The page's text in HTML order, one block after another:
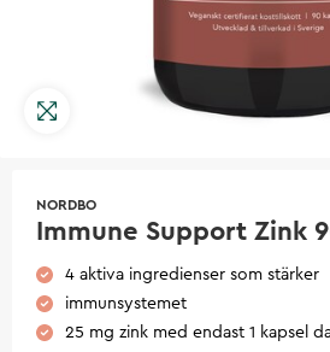
NORDBO
Immune Support Zink
4 aktiva ingredienser som stärker
immunsystemet
25 mg zink med endast 1 kapsel